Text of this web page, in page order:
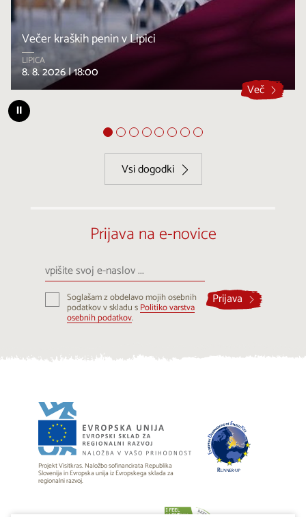
Večer kraških penin v Lipici
LIPICA
8. 8. 2026 |18:00
Več
⏸
Vsi dogodki
Prijava na e-novice
vpišite
svoj
e-
naslovSoglašam z obdelavo mojih osebnih
podatkov v skladu sPolitiko varstva
osebnih podatkov.
Prijava
Projekt Visitkras. Naložbo sofinancirata Republika
Slovenija in Evropska unija iz Evropskega sklada za
regionalni razvoj.